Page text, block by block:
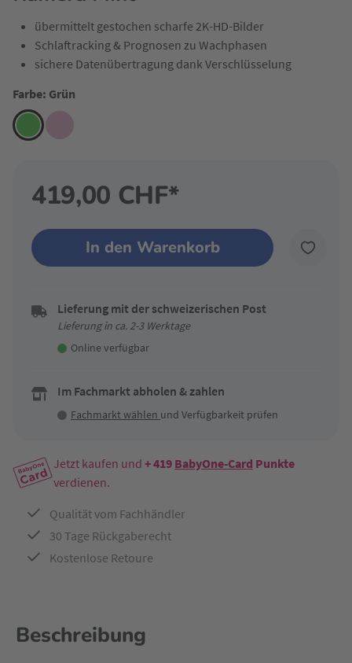
übermittelt gestochen scharfe 2K-HD-Bilder
Schlaftracking & Prognosen zu Wachphasen
sichere Datenübertragung dank Verschlüsselung
Farbe: Grün
419,00 CHF*
In den Warenkorb
Lieferung mit der schweizerischen Post
Lieferung in ca. 2-3 Werktage
Online verfügbar
Im Fachmarkt abholen & zahlen
Fachmarkt wählen und Verfügbarkeit prüfen
Jetzt kaufen und + 419 BabyOne-Card Punkte
verdienen.
Qualität vom Fachhändler
30 Tage Rückgaberecht
Kostenlose Retoure
Beschreibung